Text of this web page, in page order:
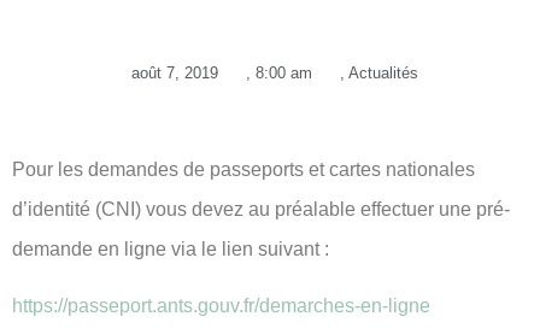
août 7, 2019 8:00 am Actualités
Pour les demandes de passeports et cartes nationales
d’identité (CNI) vous devez au préalable effectuer une pré-
demande en ligne via le lien suivant :
https://passeport.ants.gouv.fr/demarches-en-ligne